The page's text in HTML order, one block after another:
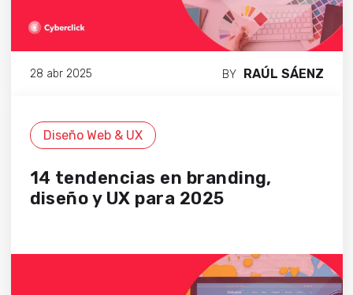
28 abr 2025 BY RAÚL SÁENZ
Diseño Web & UX
14 tendencias en branding,
diseño y UX para 2025